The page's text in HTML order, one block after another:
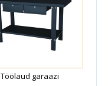
Töölaud garaazi